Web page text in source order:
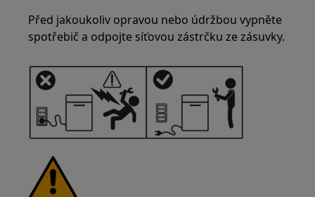
Před jakoukoliv opravou nebo údržbou vypněte
spotřebič a odpojte síťovou zástrčku ze zásuvky.